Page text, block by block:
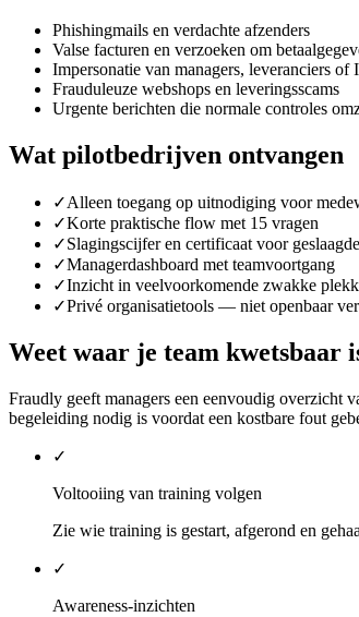
Phishingmails en verdachte afzenders
Valse facturen en verzoeken om
Impersonatie van managers, leveranciers of
Frauduleuze webshops en leveringsscams
Urgente berichten die normale controles
Wat pilotbedrijven ontvangen
✓Alleen toegang op uitnodiging voor
✓Korte praktische flow met 15 vragen
✓Slagingscijfer en certificaat voor
✓Managerdashboard met teamvoortgang
✓Inzicht in veelvoorkomende zwakke
✓Privé organisatietools — niet openbaar
Weet waar je team kwetsbaar
Fraudly geeft managers een eenvoudig overzicht
begeleiding nodig is voordat een kostbare fout
✓
Voltooiing van training volgen
Zie wie training is gestart, afgerond en
✓
Awareness-inzichten